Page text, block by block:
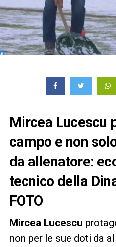
Mircea Lucescu
campo e non
da allenatore:
tecnico della
FOTO
Mircea Lucescu
non per le sue doti da